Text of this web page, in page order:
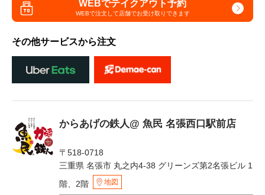
WEBでテイクアウト予約
WEBで注文して店舗でお受け取りできます
その他サービスから注文
からあげの鉄人@ 魚民 名張西口駅前店
〒518-0718
三重県 名張市 丸之内4-38 グリーンズ第2名張ビル 1
階、2階
地図